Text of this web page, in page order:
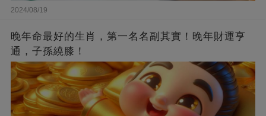
2024/08/19
晚年命最好的生肖，第一名名副其實！晚年財運亨
通，子孫繞膝！